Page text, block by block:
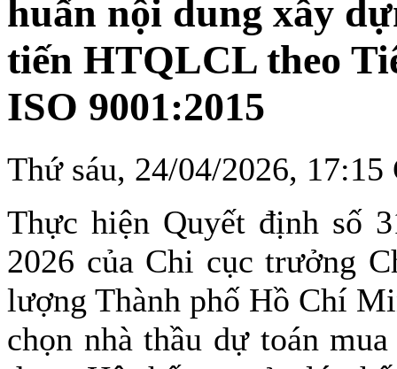
huấn nội dung xây
tiến HTQLCL theo
ISO 9001:2015
Thứ sáu, 24/04/2026,
Thực hiện Quyết định số
2026 của Chi cục trưởng
lượng Thành phố Hồ Chí
chọn nhà thầu dự toán